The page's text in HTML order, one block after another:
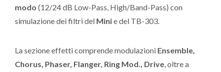
modo (12/24 dB Low-Pass, High/Band-Pass) con
simulazione dei filtri del Minie del TB-303.
La sezione effetti comprende modulazioni Ensemble,
Chorus, Phaser, Flanger, Ring Mod., Drive , oltre a